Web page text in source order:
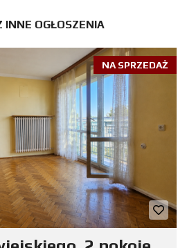
INNE OGŁOSZENIA
NA SPRZEDAŻ